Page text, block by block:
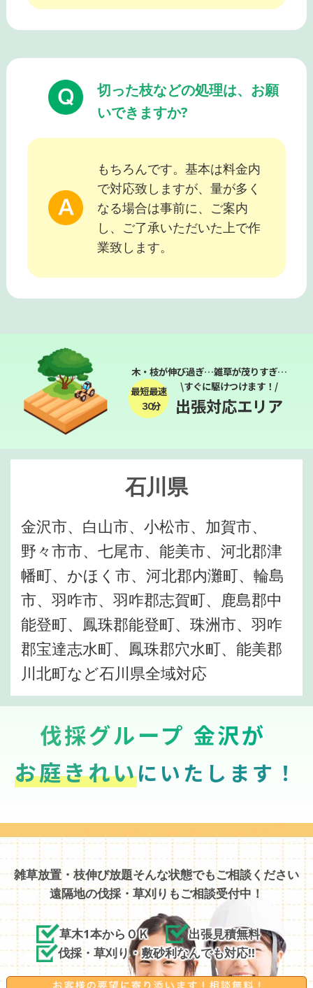
切った枝などの処理は、お願
いできますか?
もちろんです。基本は料金内
で対応致しますが、量が多く
なる場合は事前に、ご案内
し、ご了承いただいた上で作
業致します。
木・枝が伸び過ぎ…雑草が茂りすぎ…
最短最速
３０分
\すぐに駆けつけます！/
出張対応エリア
石川県
金沢市、白山市、小松市、加賀市、
野々市市、七尾市、能美市、河北郡津
幡町、かほく市、河北郡内灘町、輪島
市、羽咋市、羽咋郡志賀町、鹿島郡中
能登町、鳳珠郡能登町、珠洲市、羽咋
郡宝達志水町、鳳珠郡穴水町、能美郡
川北町など石川県全域対応
伐採グループ 金沢が
お庭きれいにいたします！
雑草放置・枝伸び放題そんな状態でもご相談ください
遠隔地の伐採・草刈りもご相談受付中！
草木1本からＯＫ
出張見積無料
伐採・草刈り・敷砂利なんでも対応!!